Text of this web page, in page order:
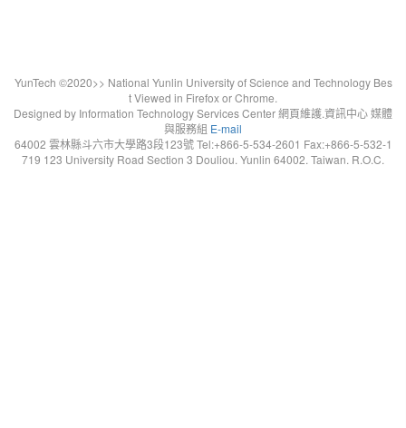
YunTech ©2020>> National Yunlin University of Science and Technology Bes
t Viewed in Firefox or Chrome.
Designed by Information Technology Services Center 網頁維護.資訊中心 媒體
與服務組 E-mail
64002 雲林縣斗六市大學路3段123號 Tel:+866-5-534-2601 Fax:+866-5-532-1
719 123 University Road Section 3 Douliou. Yunlin 64002. Taiwan. R.O.C.